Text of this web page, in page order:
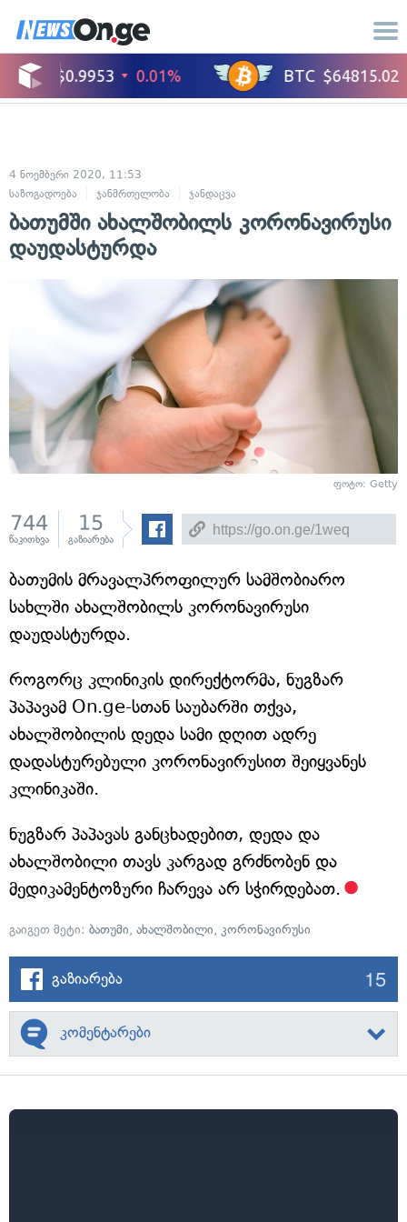
4 ნოემბერი 2020, 11:53
საზოგადოება
ჯანმრთელობა ჯანდაცვა
ბათუმში ახალშობილს კორონავირუსი
დაუდასტურდა
ფოტო: Getty
744
წაკითხვა
15
გაზიარება
ბათუმის მრავალპროფილურ სამშობიარო
სახლში ახალშობილს კორონავირუსი
დაუდასტურდა.
როგორც კლინიკის დირექტორმა, ნუგზარ
პაპავამ On.ge-სთან საუბარში თქვა,
ახალშობილის დედა სამი დღით ადრე
დადასტურებული კორონავირუსით შეიყვანეს
კლინიკაში.
ნუგზარ პაპავას განცხადებით, დედა და
ახალშობილი თავს კარგად გრძნობენ და
მედიკამენტოზური ჩარევა არ სჭირდებათ.
გაიგეთ მეტი: ბათუმი, ახალშობილი, კორონავირუსი
გაზიარება 15
კომენტარები